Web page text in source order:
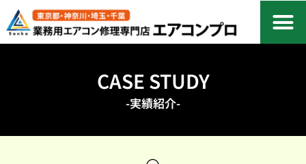
CASE STUDY
-実績紹介-